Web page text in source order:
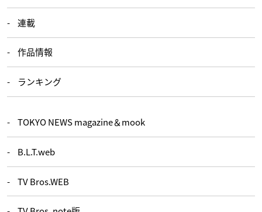
連載
作品情報
ランキング
TOKYO NEWS magazine＆mook
B.L.T.web
TV Bros.WEB